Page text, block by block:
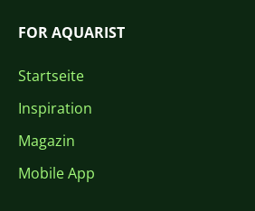
FOR AQUARIST
Startseite
Inspiration
Magazin
Mobile App